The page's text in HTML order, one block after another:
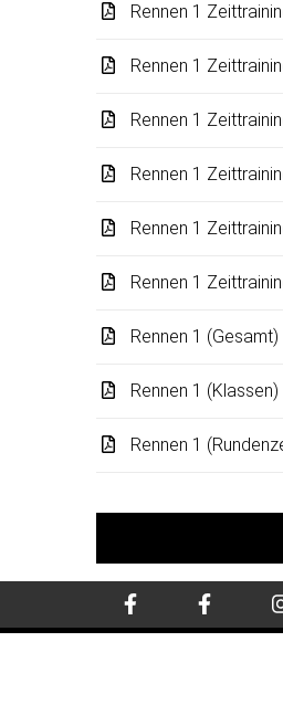
Rennen 1
Rennen 1
Rennen 1
Rennen 1
Rennen 1
Rennen 1
Rennen 1 (Gesamt)
Rennen 1 (Klassen)
Rennen 1